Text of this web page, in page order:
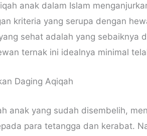
anak dalam Islam
kriteria yang serupa dengan
sehat adalah yang sebaiknya
ternak ini idealnya minimal
Daging Aqiqah
anak yang sudah disembelih,
para tetangga dan kerabat.